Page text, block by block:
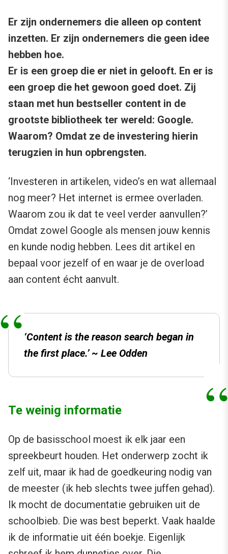
Er zijn ondernemers die alleen op content
inzetten. Er zijn ondernemers die geen idee
hebben hoe.
Er is een groep die er niet in gelooft. En er is
een groep die het gewoon goed doet. Zij
staan met hun bestseller content in de
grootste bibliotheek ter wereld: Google.
Waarom? Omdat ze de investering hierin
terugzien in hun opbrengsten.
‘Investeren in artikelen, video’s en wat allemaal
nog meer? Het internet is ermee overladen.
Waarom zou ik dat te veel verder aanvullen?’
Omdat zowel Google als mensen jouw kennis
en kunde nodig hebben. Lees dit artikel en
bepaal voor jezelf of en waar je de overload
aan content écht aanvult.
‘Content is the reason search began in
the first place.’ ~ Lee Odden
Te weinig informatie
Op de basisschool moest ik elk jaar een
spreekbeurt houden. Het onderwerp zocht ik
zelf uit, maar ik had de goedkeuring nodig van
de meester (ik heb slechts twee juffen gehad).
Ik mocht de documentatie gebruiken uit de
schoolbieb. Die was best beperkt. Vaak haalde
ik de informatie uit één boekje. Eigenlijk